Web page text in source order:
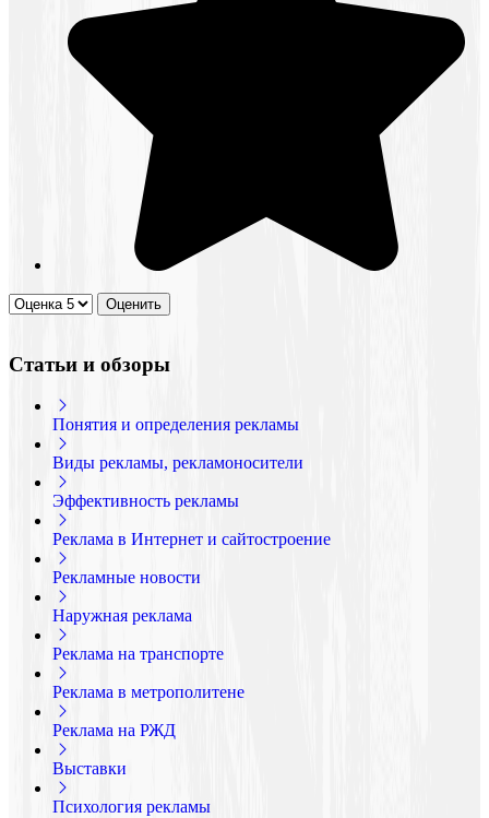
Статьи и обзоры
Понятия и определения рекламы
Виды рекламы, рекламоносители
Эффективность рекламы
Реклама в Интернет и сайтостроение
Рекламные новости
Наружная реклама
Реклама на транспорте
Реклама в метрополитене
Реклама на РЖД
Выставки
Психология рекламы